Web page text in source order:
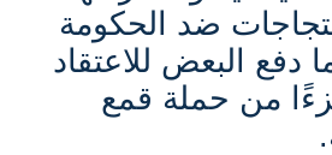
ضد الحكومة
دفع البعض للاعتقاد
من حملة قمع